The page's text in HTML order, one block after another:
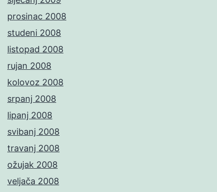
prosinac 2008
studeni 2008
listopad 2008
rujan 2008
kolovoz 2008
srpanj 2008
lipanj 2008
svibanj 2008
travanj 2008
ožujak 2008
veljača 2008